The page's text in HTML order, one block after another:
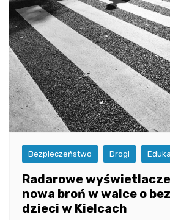
Bezpieczeństwo Drogi
Radarowe
nowa broń w walce o
dzieci w Kielcach